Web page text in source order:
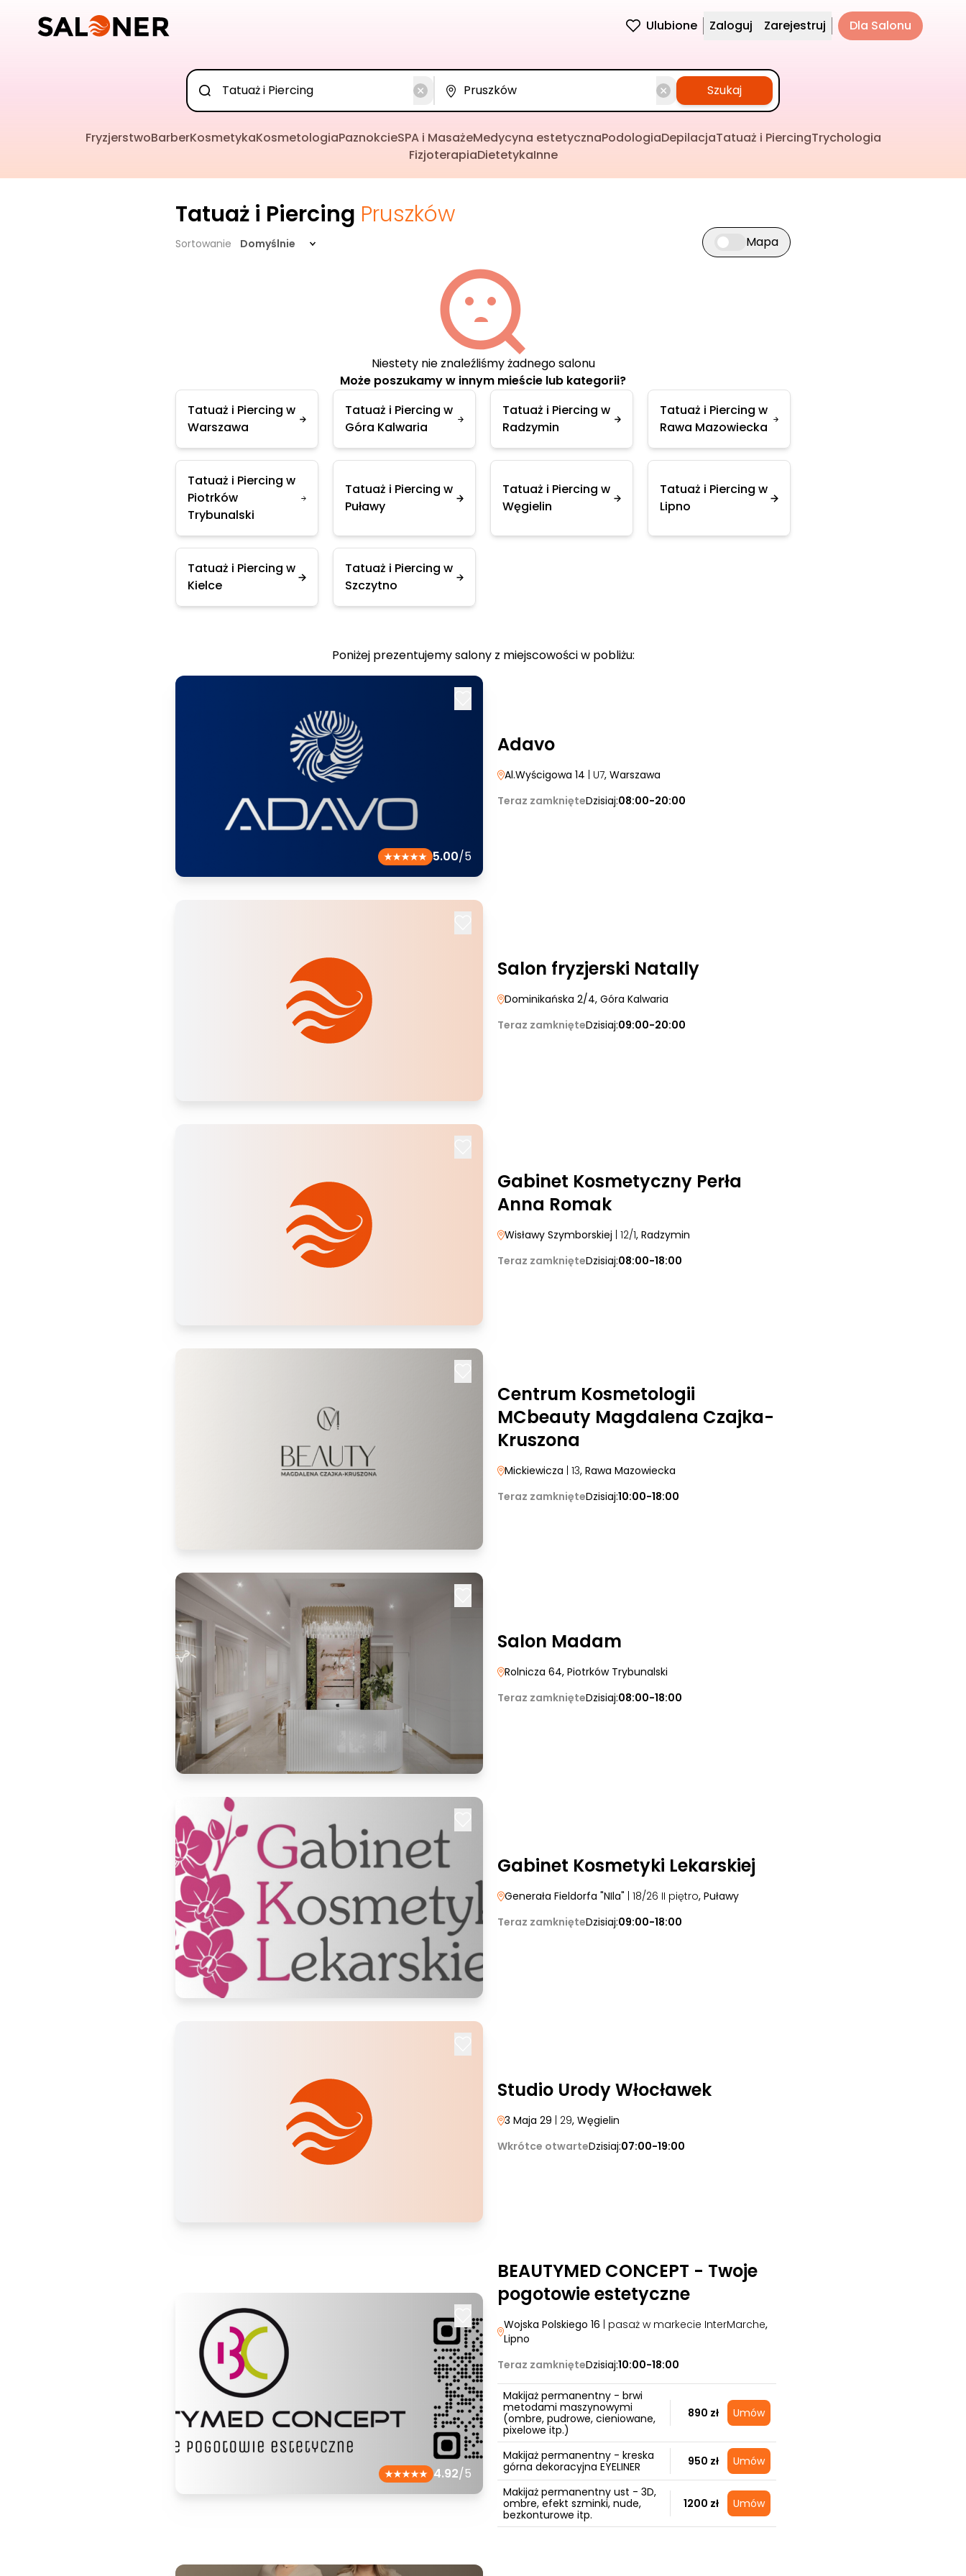
Ulubione Zaloguj Zarejestruj Dla Salonu
Szukaj
FryzjerstwoBarberKosmetykaKosmetologiaPaznokcieSPA i MasażeMedycyna estetycznaPodologiaDepilacjaTatuaż i PiercingTrychologia
FizjoterapiaDietetykaInne
Tatuaż i Piercing Pruszków
Sortowanie Domyślnie Przełącz widok mapy
Mapa
Niestety nie znaleźliśmy żadnego salonu
Może poszukamy w innym mieście lub kategorii?
Tatuaż i Piercing w
Warszawa
Tatuaż i Piercing w
Góra Kalwaria
Tatuaż i Piercing w
Radzymin
Tatuaż i Piercing w
Rawa Mazowiecka
Tatuaż i Piercing w
Piotrków
Trybunalski
Tatuaż i Piercing w
Puławy
Tatuaż i Piercing w
Węgielin
Tatuaż i Piercing w
Lipno
Tatuaż i Piercing w
Kielce
Tatuaż i Piercing w
Szczytno
Poniżej prezentujemy salony z miejscowości w pobliżu:
5.00/5
Adavo
Al.Wyścigowa 14 | U7, Warszawa
Teraz zamknięteDzisiaj:08:00-20:00
Salon fryzjerski Natally
Dominikańska 2/4, Góra Kalwaria
Teraz zamknięteDzisiaj:09:00-20:00
Gabinet Kosmetyczny Perła
Anna Romak
Wisławy Szymborskiej | 12/1, Radzymin
Teraz zamknięteDzisiaj:08:00-18:00
Centrum Kosmetologii
MCbeauty Magdalena Czajka-
Kruszona
Mickiewicza | 13, Rawa Mazowiecka
Teraz zamknięteDzisiaj:10:00-18:00
Salon Madam
Rolnicza 64, Piotrków Trybunalski
Teraz zamknięteDzisiaj:08:00-18:00
Gabinet Kosmetyki Lekarskiej
Generała Fieldorfa "NIla" | 18/26 II piętro, Puławy
Teraz zamknięteDzisiaj:09:00-18:00
Studio Urody Włocławek
3 Maja 29 | 29, Węgielin
Wkrótce otwarteDzisiaj:07:00-19:00
4.92/5
BEAUTYMED CONCEPT - Twoje
pogotowie estetyczne
Wojska Polskiego 16 | pasaż w markecie InterMarche,
Lipno
Teraz zamknięteDzisiaj:10:00-18:00
Makijaż permanentny - brwi
metodami maszynowymi
(ombre, pudrowe, cieniowane,
pixelowe itp.)
890 zł Umów
Makijaż permanentny - kreska
górna dekoracyjna EYELINER
950 zł Umów
Makijaż permanentny ust - 3D,
ombre, efekt szminki, nude,
bezkonturowe itp.
1200 zł Umów